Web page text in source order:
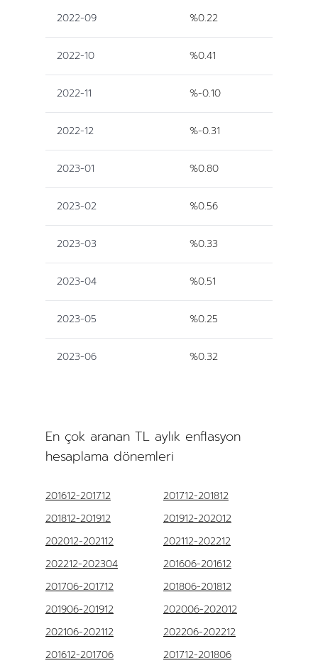
2022-09 %0.22
2022-10 %0.41
2022-11 %-0.10
2022-12 %-0.31
2023-01 %0.80
2023-02 %0.56
2023-03 %0.33
2023-04 %0.51
2023-05 %0.25
2023-06 %0.32
En çok aranan TL aylık enflasyon
hesaplama dönemleri
201612-201712
201712-201812
201812-201912
201912-202012
202012-202112
202112-202212
202212-202304
201606-201612
201706-201712
201806-201812
201906-201912
202006-202012
202106-202112
202206-202212
201612-201706
201712-201806